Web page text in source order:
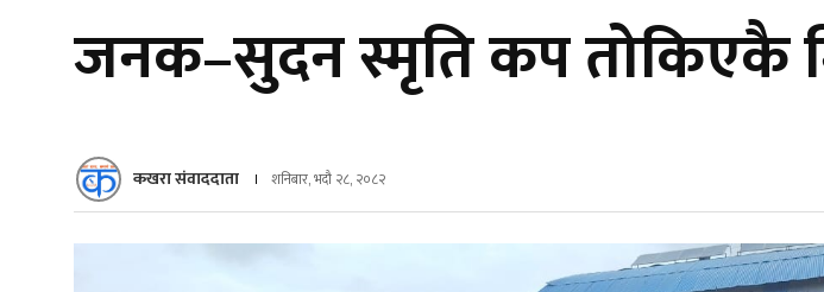
जनक–सुदन स्मृति कप तोकिएकै
कखरा संवाददाता शनिबार, भदौ २८, २०८२